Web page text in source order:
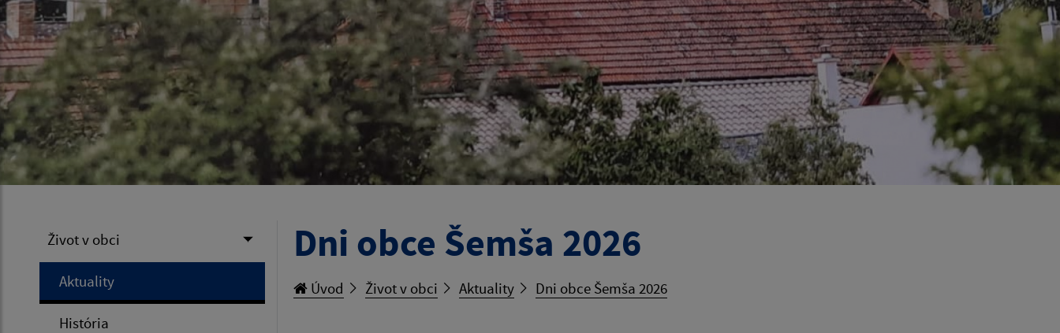
Život v obci
Aktuality
História
Dni obce Šemša 2026
Úvod Život v obci Aktuality Dni obce Šemša 2026